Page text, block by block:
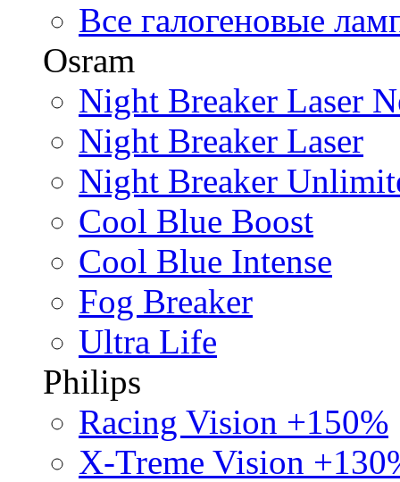
Все галогеновые
Osram
Night Breaker Laser
Night Breaker Laser
Night Breaker
Cool Blue Boost
Cool Blue Intense
Fog Breaker
Ultra Life
Philips
Racing Vision +150%
X-Treme Vision